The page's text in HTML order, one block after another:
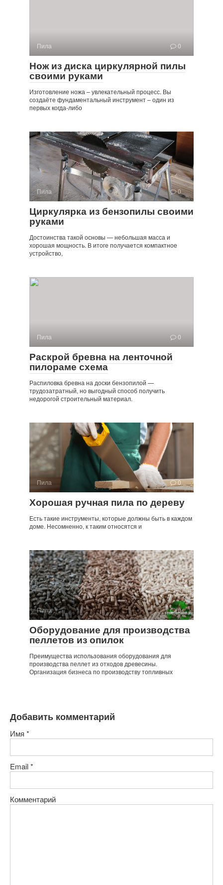
Пила 0
Нож из диска циркулярной пилы
своими руками
Изготовление ножа – увлекательный процесс. Вы
создаёте фундаментальный инструмент – один из
первых когда-либо
Пила 0
Циркулярка из бензопилы своими
руками
Достоинства такой основы — небольшая масса и
хорошая мощность. В итоге получается компактное
устройство,
Пила 0
Раскрой бревна на ленточной
пилораме схема
Распиловка бревна на доски бензопилой —
трудозатратный, но выгодный способ получить
недорогой строительный материал.
Пила 0
Хорошая ручная пила по дереву
Есть такие инструменты, которые должны быть в каждом
доме. Несомненно, к таким относятся и
Пила 0
Оборудование для производства
пеллетов из опилок
Преимущества использования оборудования для
производства пеллет из отходов древесины.
Организация бизнеса по производству топливных
Добавить комментарий
Имя *
Email*
Комментарий